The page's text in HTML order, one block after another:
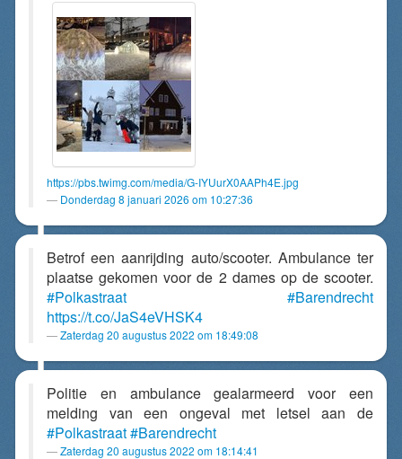
https://pbs.twimg.com/media/G-IYUurX0AAPh4E.jpg
Donderdag 8 januari 2026 om 10:27:36
Betrof een aanrijding auto/scooter. Ambulance ter
plaatse gekomen voor de 2 dames op de scooter.
#Polkastraat
#Barendrecht
https://t.co/JaS4eVHSK4
Zaterdag 20 augustus 2022 om 18:49:08
Politie en ambulance gealarmeerd voor een
melding van een ongeval met letsel aan de
#Polkastraat#Barendrecht
Zaterdag 20 augustus 2022 om 18:14:41